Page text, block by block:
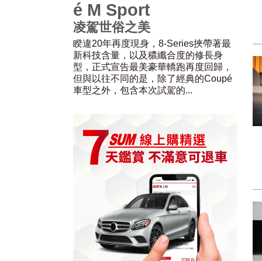
é M Sport
凌駕世俗之美
睽違20年再度現身，8-Series挾帶著最
新科技含量，以及穠纖合度的修長身
型，正式宣告最美豪華轎跑再度回歸，
但與以往不同的是，除了經典的Coupé
車型之外，包含本次試駕的...